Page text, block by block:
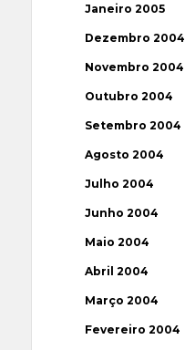
Janeiro 2005
Dezembro 2004
Novembro 2004
Outubro 2004
Setembro 2004
Agosto 2004
Julho 2004
Junho 2004
Maio 2004
Abril 2004
Março 2004
Fevereiro 2004